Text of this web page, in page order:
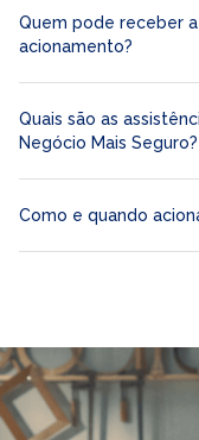
Quem pode receber
acionamento?
Quais são as
Negócio Mais Seguro?
Como e quando